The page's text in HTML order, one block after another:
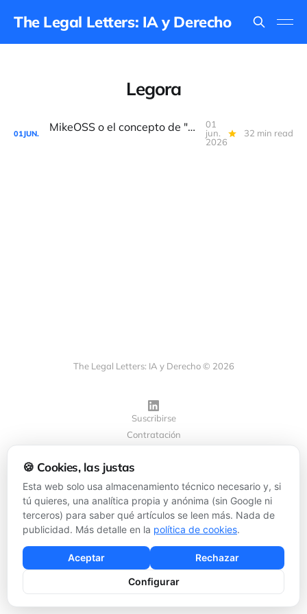
The Legal Letters: IA y Derecho
Legora
01JUN. MikeOSS o el concepto de "Legal Quant"
01
jun.
2026
32 min read
The Legal Letters: IA y Derecho © 2026
Suscribirse
Contratación
Configurar cookies
Powered byGhost
🍪 Cookies, las justas
Esta web solo usa almacenamiento técnico necesario y, si
tú quieres, una analítica propia y anónima (sin Google ni
terceros) para saber qué artículos se leen más. Nada de
publicidad. Más detalle en la política de cookies.
Aceptar Rechazar
Configurar